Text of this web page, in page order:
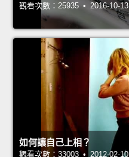
觀看次數：25935 • 2016-10-13
如何讓自己上相？
觀看次數：33003 • 2012-02-10